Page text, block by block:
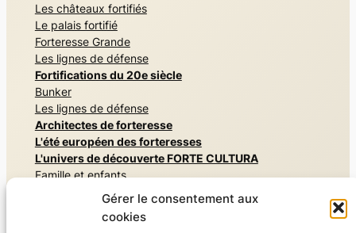
Gérer le consentement aux
cookies
Les châteaux fortifiés
Le palais fortifié
Forteresse Grande
Les lignes de défense
Fortifications du 20e siècle
Bunker
Les lignes de défense
Architectes de forteresse
L'été européen des forteresses
L'univers de découverte FORTE CULTURA
Famille et enfants
Mémoriaux et monuments commémoratifs
Architectures secrètes
Vivre l'histoire militaire